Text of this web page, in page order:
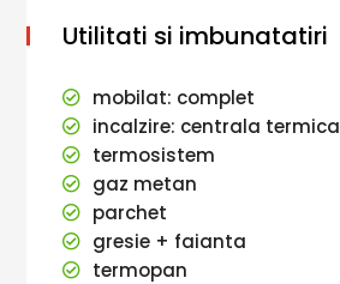
Utilitati si imbunatatiri
mobilat: complet
incalzire: centrala termica
termosistem
gaz metan
parchet
gresie + faianta
termopan